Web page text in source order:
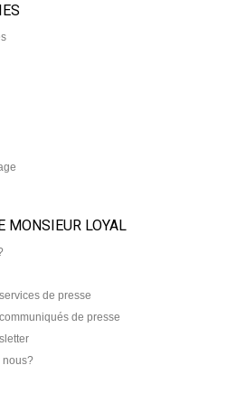
MONSIEUR LOYAL
de presse
de presse
nous?